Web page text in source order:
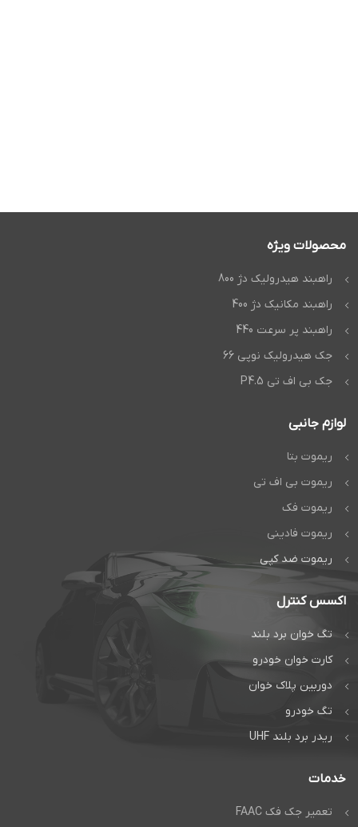
محصولات ویژه
راهبند هیدرولیک دژ 800
راهبند مکانیک دژ 400
راهبند پر سرعت 440
جک هیدرولیک نوپی 66
جک بی اف تی P4.5
لوازم جانبی
ریموت بتا
ریموت بی اف تی
ریموت فک
ریموت فادینی
ریموت ضد کپی
اکسس کنترل
تگ خوان برد بلند
کارت خوان خودرو
دوربین پلاک خوان
تگ خودرو
ریدر برد بلند UHF
خدمات
تعمیر جک فک FAAC